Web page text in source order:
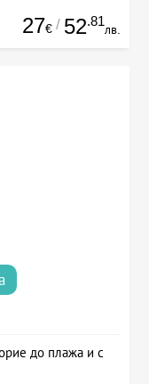
27€ / 52.81
лв.
до плажа и с